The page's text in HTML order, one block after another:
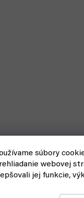
súbory
webovej
jej funkcie,